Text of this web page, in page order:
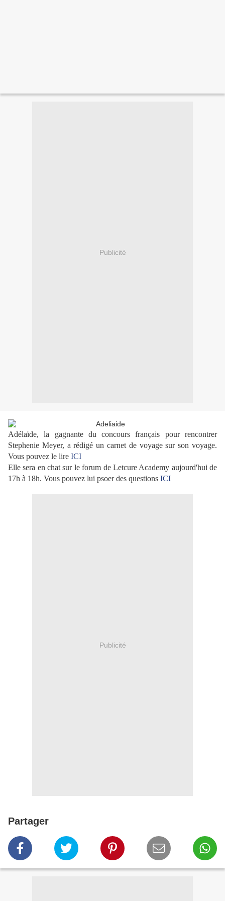
Publicité
Adélaïde, la gagnante du concours français pour rencontrer
Stephenie Meyer, a rédigé un carnet de voyage sur son voyage.
Vous pouvez le lire ICI
Elle sera en chat sur le forum de Letcure Academy aujourd'hui de
17h à 18h. Vous pouvez lui psoer des questions ICI
Publicité
Partager